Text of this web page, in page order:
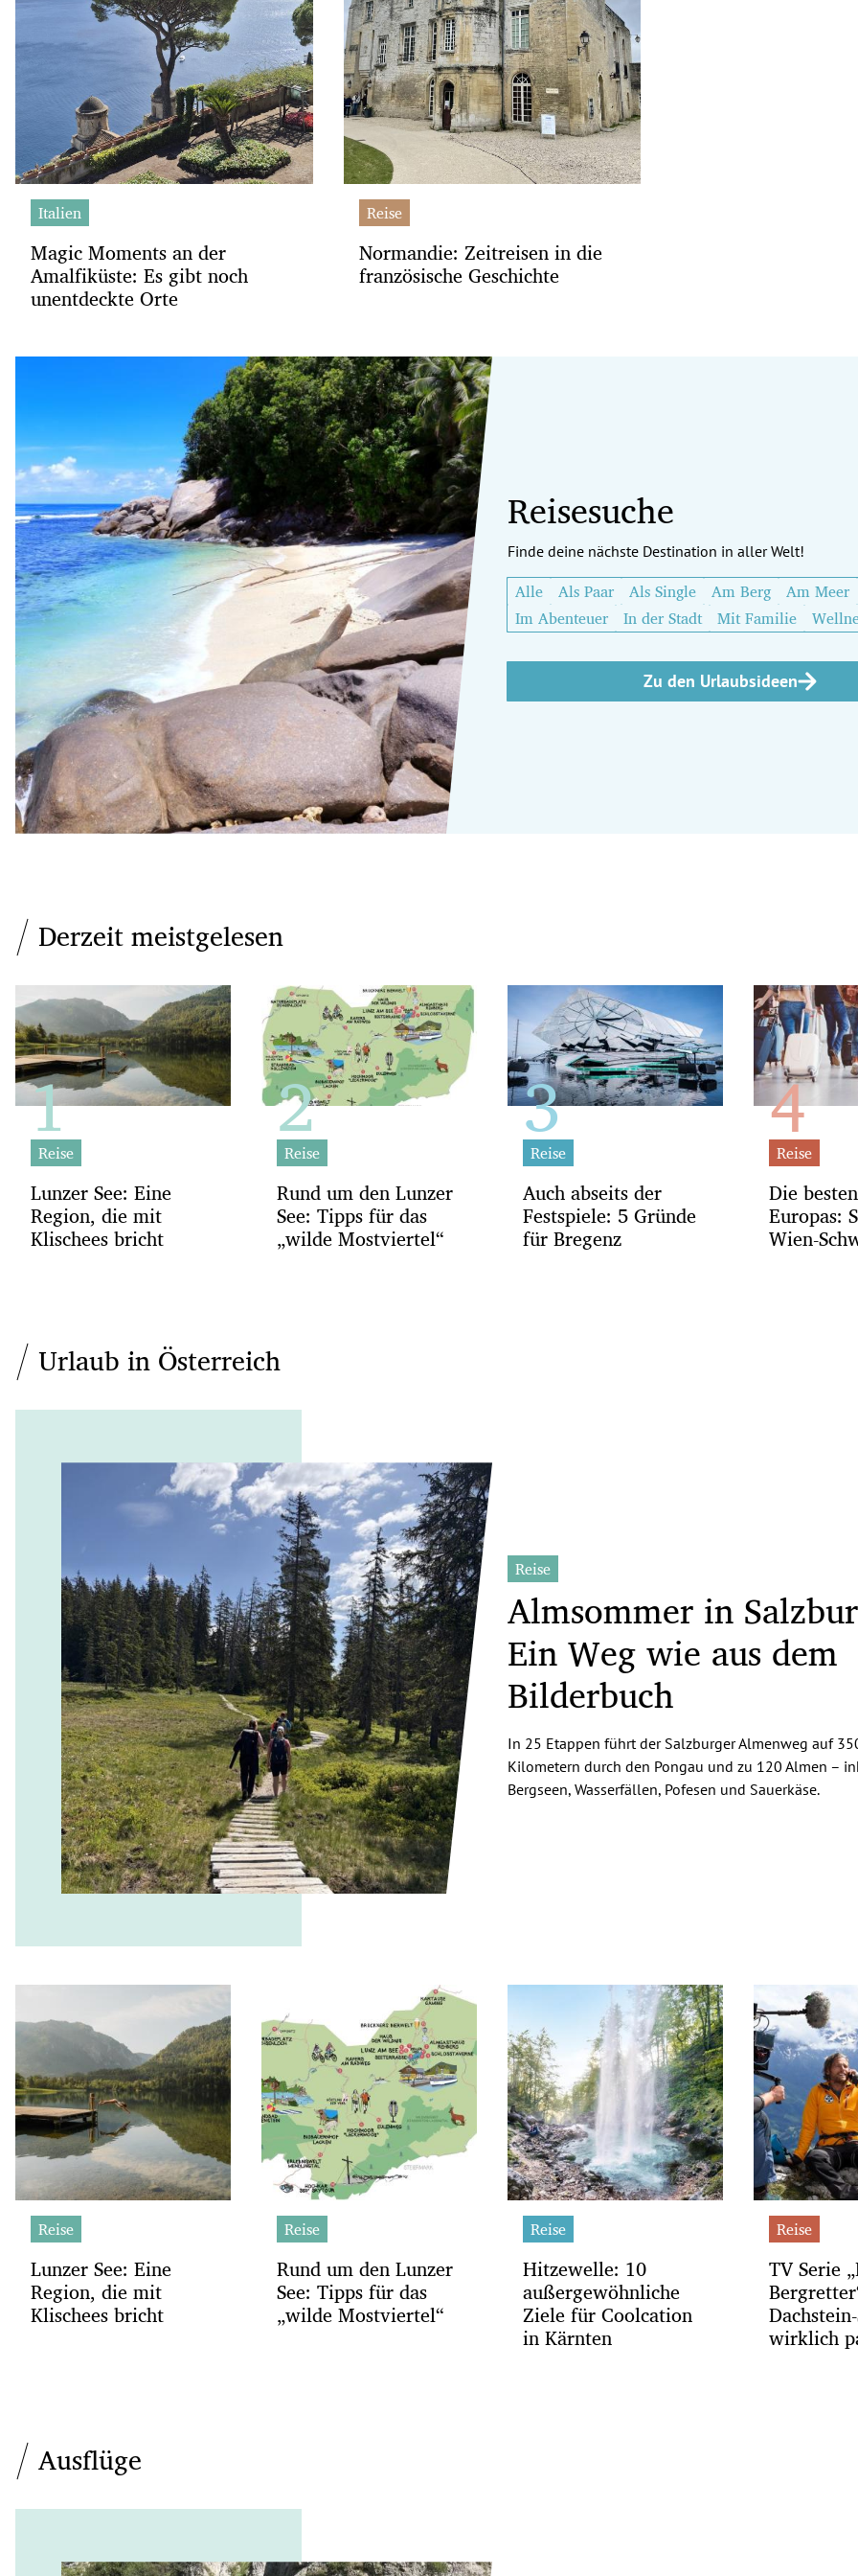
Italien
Magic Moments an der
Amalfiküste: Es gibt noch
unentdeckte Orte
Reise
Normandie: Zeitreisen in die
französische Geschichte
Reisesuche
Finde deine nächste Destination in aller Welt!
Alle Als Paar Als Single Am Berg
Am Meer
Im Abenteuer
In der Stadt Mit Familie
Zu den Urlaubsideen
Derzeit meistgelesen
Reise
Lunzer See: Eine
Region, die mit
Klischees bricht
Reise
Rund um den Lunzer
See: Tipps für das
„wilde Mostviertel“
Reise
Auch abseits der
Festspiele: 5 Gründe
für Bregenz
Reise
Die
Europas:
Wien-
Urlaub in Österreich
Reise
Almsommer in
Ein Weg wie aus dem
Bilderbuch
In 25 Etappen führt der Salzburger Almenweg auf
Kilometern durch den Pongau und zu 120 Almen –
Bergseen, Wasserfällen, Pofesen und Sauerkäse.
Reise
Lunzer See: Eine
Region, die mit
Klischees bricht
Reise
Rund um den Lunzer
See: Tipps für das
„wilde Mostviertel“
Reise
Hitzewelle: 10
außergewöhnliche
Ziele für Coolcation
in Kärnten
Reise
TV Serie
wirklich
Ausflüge